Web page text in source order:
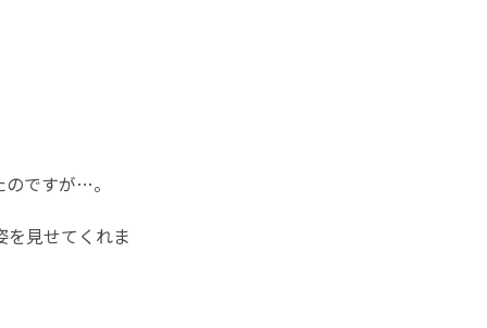
ですが…。
見せてくれま